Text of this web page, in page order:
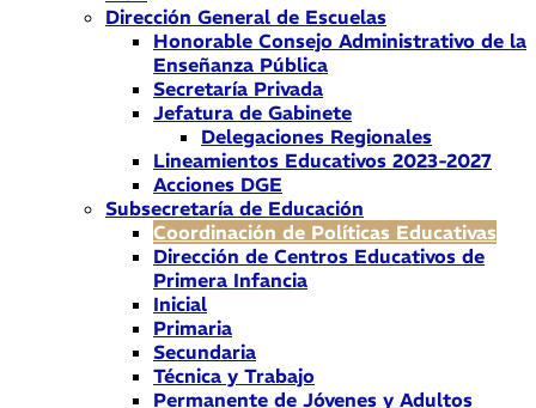
Dirección General de Escuelas
Honorable Consejo Administrativo de la
Enseñanza Pública
Secretaría Privada
Jefatura de Gabinete
Delegaciones Regionales
Lineamientos Educativos 2023-2027
Acciones DGE
Subsecretaría de Educación
Coordinación de Políticas Educativas
Dirección de Centros Educativos de
Primera Infancia
Inicial
Primaria
Secundaria
Técnica y Trabajo
Permanente de Jóvenes y Adultos